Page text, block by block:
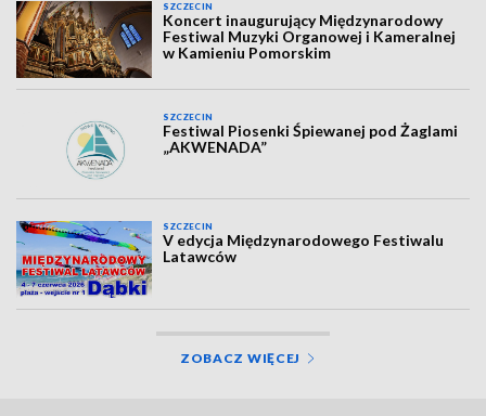
SZCZECIN
Koncert inaugurujący Międzynarodowy
Festiwal Muzyki Organowej i Kameralnej
w Kamieniu Pomorskim
SZCZECIN
Festiwal Piosenki Śpiewanej pod Żaglami
„AKWENADA”
SZCZECIN
V edycja Międzynarodowego Festiwalu
Latawców
ZOBACZ WIĘCEJ